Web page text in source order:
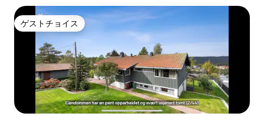
ゲストチョイス
ゲストチョイス